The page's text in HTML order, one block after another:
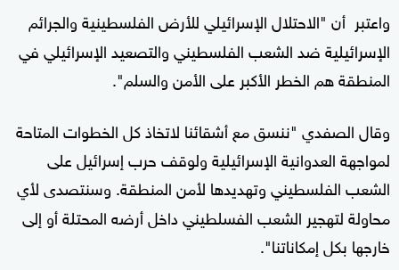
واعتبر أن "الاحتلال الإسرائيلي للأرض الفلسطينية والجرائم
الإسرائيلية ضد الشعب الفلسطيني والتصعيد الإسرائيلي في
المنطقة هم الخطر الأكبر على الأمن والسلم".
وقال الصفدي "ننسق مع أشقائنا لاتخاذ كل الخطوات المتاحة
لمواجهة العدوانية الإسرائيلية ولوقف حرب إسرائيل على
الشعب الفلسطيني وتهديدها لأمن المنطقة. وسنتصدى لأي
محاولة لتهجير الشعب الفسلطيني داخل أرضه المحتلة أو إلى
خارجها بكل إمكاناتنا".